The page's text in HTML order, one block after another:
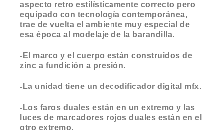
aspecto retro estilísticamente correcto pero
equipado con tecnología contemporánea,
trae de vuelta el ambiente muy especial de
esa época al modelaje de la barandilla.
-El marco y el cuerpo están construidos de
zinc a fundición a presión.
-La unidad tiene un decodificador digital mfx.
-Los faros duales están en un extremo y las
luces de marcadores rojos duales están en el
otro extremo.